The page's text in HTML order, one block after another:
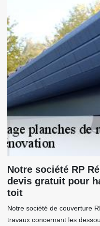
Notre société RP
devis gratuit pour
toit
Notre société de couverture
travaux concernant les